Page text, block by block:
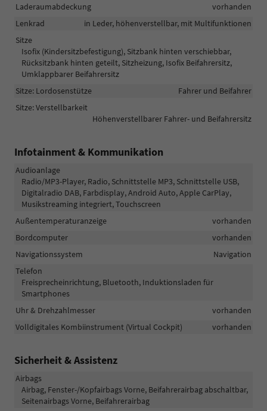
Laderaumabdeckung
vorhanden
Lenkrad
in Leder, höhenverstellbar, mit Multifunktionen
Sitze
Isofix (Kindersitzbefestigung), Sitzbank hinten verschiebbar,
Rücksitzbank hinten geteilt, Sitzheizung, Isofix Beifahrersitz,
Umklappbarer Beifahrersitz
Sitze: Lordosenstütze
Fahrer und Beifahrer
Sitze: Verstellbarkeit
Höhenverstellbarer Fahrer- und Beifahrersitz
Infotainment & Kommunikation
Audioanlage
Radio/MP3-Player, Radio, Schnittstelle MP3, Schnittstelle USB,
Digitalradio DAB, Farbdisplay, Android Auto, Apple CarPlay,
Musikstreaming integriert, Touchscreen
Außentemperaturanzeige
vorhanden
Bordcomputer
vorhanden
Navigationssystem
Navigation
Telefon
Freisprecheinrichtung, Bluetooth, Induktionsladen für
Smartphones
Uhr & Drehzahlmesser
vorhanden
Volldigitales Kombiinstrument (Virtual Cockpit)
vorhanden
Sicherheit & Assistenz
Airbags
Airbag, Fenster-/Kopfairbags Vorne, Beifahrerairbag abschaltbar,
Seitenairbags Vorne, Beifahrerairbag